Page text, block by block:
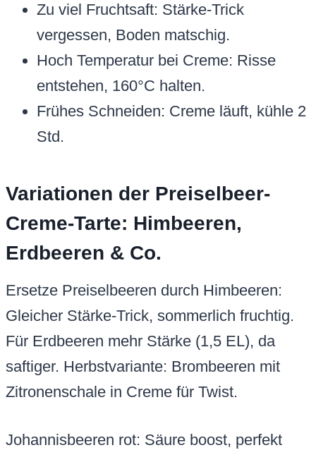
Zu viel Fruchtsaft: Stärke-Trick
vergessen, Boden matschig.
Hoch Temperatur bei Creme: Risse
entstehen, 160°C halten.
Frühes Schneiden: Creme läuft, kühle 2
Std.
Variationen der Preiselbeer-
Creme-Tarte: Himbeeren,
Erdbeeren & Co.
Ersetze Preiselbeeren durch Himbeeren:
Gleicher Stärke-Trick, sommerlich fruchtig.
Für Erdbeeren mehr Stärke (1,5 EL), da
saftiger. Herbstvariante: Brombeeren mit
Zitronenschale in Creme für Twist.
Johannisbeeren rot: Säure boost, perfekt